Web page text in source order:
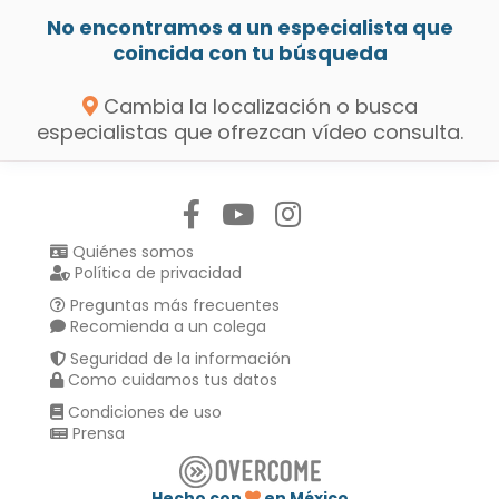
No encontramos a un especialista que
coincida con tu búsqueda
Cambia la localización o busca
especialistas que ofrezcan vídeo consulta.
Quiénes somos
Política de privacidad
Preguntas más frecuentes
Recomienda a un colega
Seguridad de la información
Como cuidamos tus datos
Condiciones de uso
Prensa